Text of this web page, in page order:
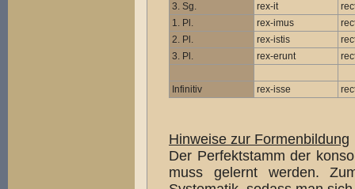
3. Sg.
rex-it
1. Pl.
rex-imus
2. Pl.
rex-istis
3. Pl.
rex-erunt
Infinitiv rex-isse
Hinweise zur Formenbildung
Der Perfektstamm der
muss gelernt werden.